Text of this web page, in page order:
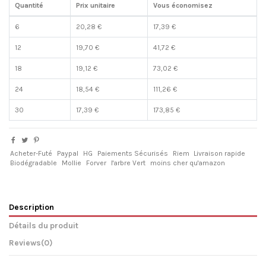
Quantité Prix unitaire Vous économisez
6 20,28 € 17,39 €
12 19,70 € 41,72 €
18 19,12 € 73,02 €
24 18,54 € 111,26 €
30 17,39 € 173,85 €
Acheter-Futé Paypal HG Paiements Sécurisés Riem
Livraison rapide
Biodégradable
Mollie Forver l'arbre Vert moins cher qu'amazon
Description
Détails du produit
Reviews(0)